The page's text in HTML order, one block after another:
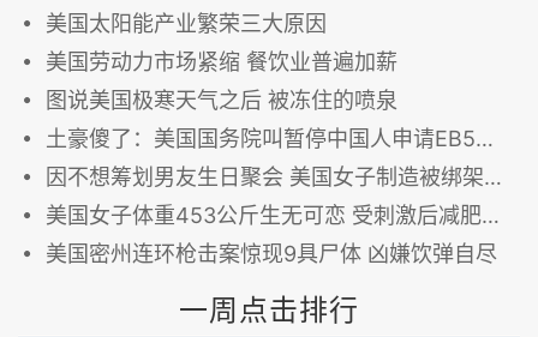
美国太阳能产业繁荣三大原因
美国劳动力市场紧缩 餐饮业普遍加薪
图说美国极寒天气之后 被冻住的喷泉
土豪傻了：美国国务院叫暂停中国人申请EB5投资移民
因不想筹划男友生日聚会 美国女子制造被绑架假象
美国女子体重453公斤生无可恋 受刺激后减肥至90公斤(图)
美国密州连环枪击案惊现9具尸体 凶嫌饮弹自尽
一周点击排行